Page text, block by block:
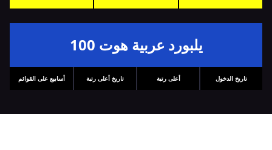
يلبورد عربية هوت 100
تاريخ الدخول أعلى رتبة تاريخ أعلى رتبة أسابيع على القوائم